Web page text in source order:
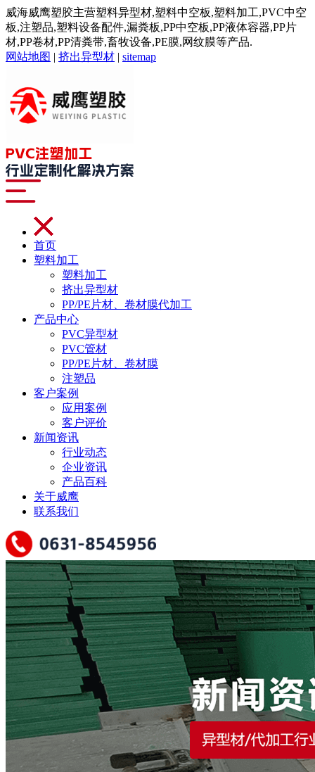
威海威鹰塑胶主营塑料异型材,塑料中空板,塑料加工,PVC中空
板,注塑品,塑料设备配件,漏粪板,PP中空板,PP液体容器,PP片
材,PP卷材,PP清粪带,畜牧设备,PE膜,网纹膜等产品.
网站地图 | 挤出异型材 | sitemap
首页
塑料加工
塑料加工
挤出异型材
PP/PE片材、卷材膜代加工
产品中心
PVC异型材
PVC管材
PP/PE片材、卷材膜
注塑品
客户案例
应用案例
客户评价
新闻资讯
行业动态
企业资讯
产品百科
关于威鹰
联系我们